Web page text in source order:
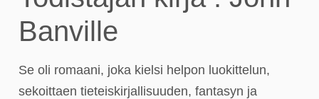
Banville
Se oli romaani, joka kielsi helpon luokittelun,
sekoittaen tieteiskirjallisuuden, fantasyn ja